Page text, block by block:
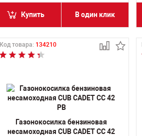
Купить В один клик
Код товара: 134210
Газонокосилка бензиновая
несамоходная CUB CADET CC 42